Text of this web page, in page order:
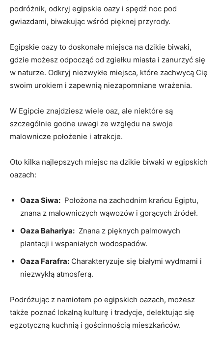
podróżnik,⁢ odkryj egipskie oazy i spędź noc pod
gwiazdami, biwakując wśród pięknej ​przyrody.
Egipskie oazy to ⁣doskonałe miejsca na dzikie biwaki,
gdzie ​możesz ​odpocząć od zgiełku miasta i zanurzyć się
w naturze. ‌Odkryj niezwykłe miejsca, które zachwycą ⁣Cię ​
swoim urokiem i zapewnią niezapomniane wrażenia.
W Egipcie znajdziesz wiele oaz, ale niektóre są
szczególnie godne uwagi ze względu na swoje
‌malownicze ⁢położenie i atrakcje.
Oto kilka najlepszych ⁣miejsc na dzikie biwaki ‌w‌ egipskich​
oazach:
Oaza Siwa: ⁢ Położona⁣ na zachodnim krańcu Egiptu,⁢
znana z malowniczych wąwozów⁣ i gorących‍ źródeł.
Oaza Bahariya: ⁤ Znana ‌z pięknych palmowych
plantacji i wspaniałych wodospadów.
Oaza⁤ Farafra: Charakteryzuje się białymi wydmami i
niezwykłą atmosferą.
Podróżując z ⁤namiotem po egipskich oazach, możesz
także poznać lokalną kulturę i tradycje,⁢ delektując się
egzotyczną kuchnią i gościnnością mieszkańców.